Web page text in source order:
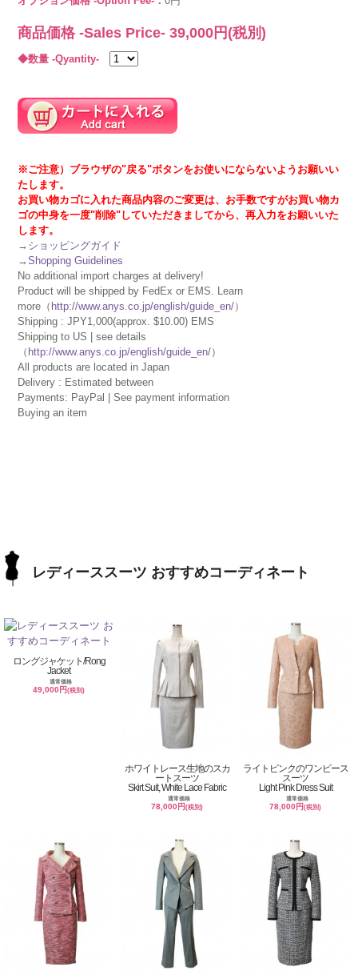
商品価格 -Sales Price-39,000 円(税別)
◆数量 -Qyantity-
※ご注意）ブラウザの"戻る"ボタンをお使いにならないようお願いい
たします。
お買い物カゴに入れた商品内容のご変更は、お手数ですがお買い物カ
ゴの中身を一度"削除"していただきましてから、再入力をお願いいた
します。
→ ショッピングガイド
→Shopping Guidelines
No additional import charges at delivery!
Product will be shipped by FedEx or EMS. Learn
more（ http://www.anys.co.jp/english/guide_en/）
Shipping : JPY1,000(approx. $10.00) EMS
Shipping to US | see details
（ http://www.anys.co.jp/english/guide_en/）
All products are located in Japan
Delivery : Estimated between
Payments: PayPal | See payment information
Buying an item
レディーススーツ おすすめコーディネート
ロングジャケット/Rong
Jacket
通常価格
49,000円(税別)
ホワイトレース生地のスカ
ートスーツ
Skirt Suit, White Lace Fabric
通常価格
78,000円(税別)
ライトピンクのワンピース
スーツ
Light Pink Dress Suit
通常価格
78,000円(税別)